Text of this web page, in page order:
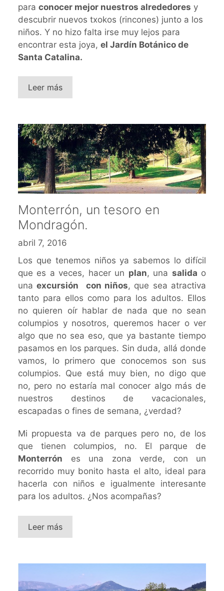
para conocer mejor nuestros alrededores y
descubrir nuevos txokos (rincones) junto a los
niños. Y no hizo falta irse muy lejos para
encontrar esta joya, el Jardín Botánico de
Santa Catalina.
Leer más
Monterrón, un tesoro en
Mondragón.
abril 7, 2016
Los que tenemos niños ya sabemos lo difícil
que es a veces, hacer un plan, una salida o
unaexcursión con niños, que sea atractiva
tanto para ellos como para los adultos. Ellos
no quieren oír hablar de nada que no sean
columpios y nosotros, queremos hacer o ver
algo que no sea eso, que ya bastante tiempo
pasamos en los parques. Sin duda, allá donde
vamos, lo primero que conocemos son sus
columpios. Que está muy bien, no digo que
no, pero no estaría mal conocer algo más de
nuestros destinos de vacacionales,
escapadas o fines de semana, ¿verdad?
Mi propuesta va de parques pero no, de los
que tienen columpios, no. El parque de
Monterrón es una zona verde, con un
recorrido muy bonito hasta el alto, ideal para
hacerla con niños e igualmente interesante
para los adultos. ¿Nos acompañas?
Leer más